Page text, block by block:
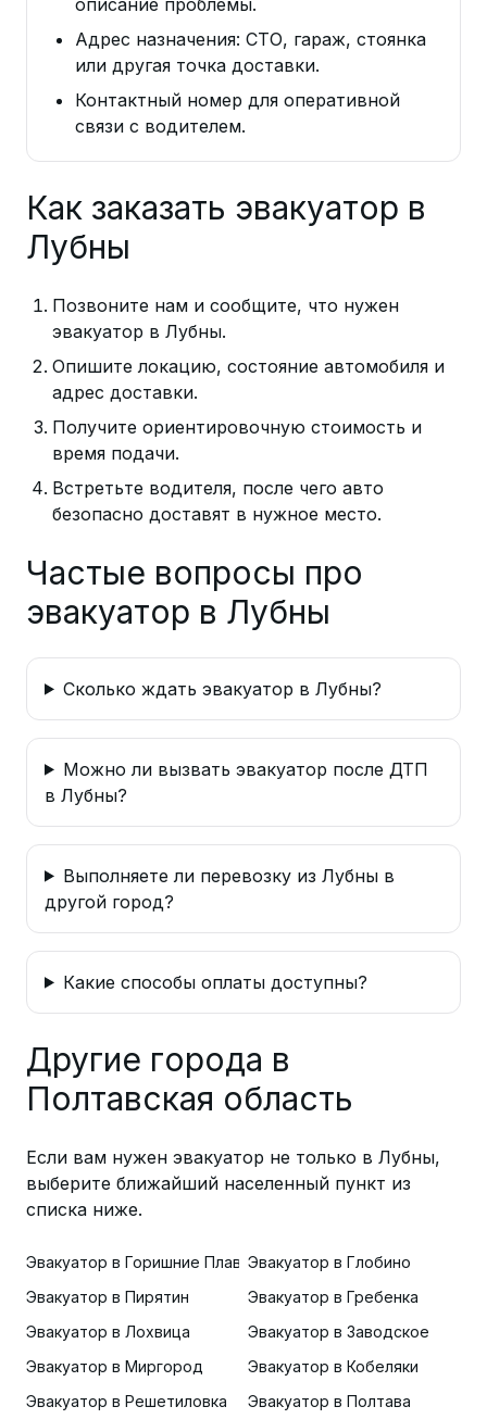
Адрес назначения: СТО, гараж, стоянка
или другая точка доставки.
Контактный номер для оперативной
связи с водителем.
Как заказать эвакуатор в
Лубны
Позвоните нам и сообщите, что нужен
эвакуатор в Лубны.
Опишите локацию, состояние автомобиля и
адрес доставки.
Получите ориентировочную стоимость и
время подачи.
Встретьте водителя, после чего авто
безопасно доставят в нужное место.
Частые вопросы про
эвакуатор в Лубны
Сколько ждать эвакуатор в Лубны?
Можно ли вызвать эвакуатор после ДТП
в Лубны?
Выполняете ли перевозку из Лубны в
другой город?
Какие способы оплаты доступны?
Другие города в
Полтавская область
Если вам нужен эвакуатор не только в Лубны,
выберите ближайший населенный пункт из
списка ниже.
Эвакуатор в Горишние ПлавниЭвакуатор в Глобино
Эвакуатор в Пирятин
Эвакуатор в Гребенка
Эвакуатор в Лохвица
Эвакуатор в Заводское
Эвакуатор в Миргород
Эвакуатор в Кобеляки
Эвакуатор в Решетиловка
Эвакуатор в Полтава